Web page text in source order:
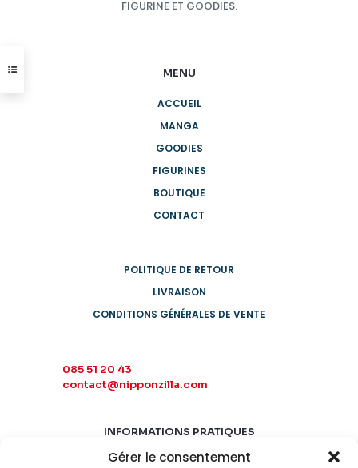
Gérer le consentement
FIGURINE ET GOODIES.
MENU
ACCUEIL
MANGA
GOODIES
FIGURINES
BOUTIQUE
CONTACT
POLITIQUE DE RETOUR
LIVRAISON
CONDITIONS GÉNÉRALES DE VENTE
085 51 20 43
contact@nipponzilla.com
INFORMATIONS PRATIQUES
MARDI-SAMEDI